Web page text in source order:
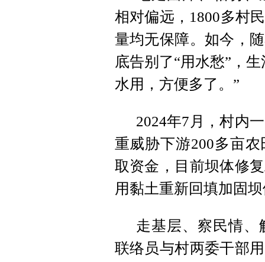
相对偏远，1800多村
量均无保障。如今，
底告别了“用水愁”，
水用，方便多了。”
2024年7月，村内
重威胁下游200多亩
取资金，目前坝体修
用黏土重新回填加固
走基层、察民情
联络员与村两委干部